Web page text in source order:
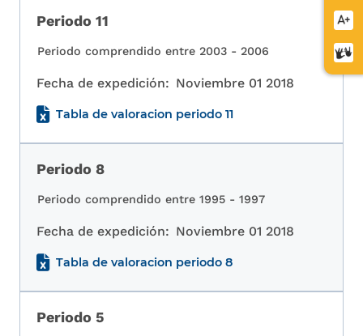
letra
letra
de
Periodo 11
Periodo comprendido entre 2003 - 2006
Fecha de expedición: Noviembre 01 2018
Tabla de valoracion periodo 11
Periodo 8
Periodo comprendido entre 1995 - 1997
Fecha de expedición: Noviembre 01 2018
Tabla de valoracion periodo 8
Periodo 5